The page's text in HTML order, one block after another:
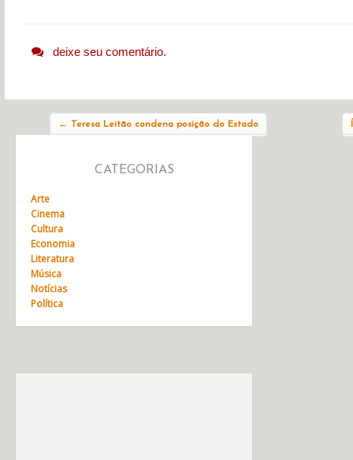
deixe seu comentário.
← Teresa Leitão condena posição do Estado
CATEGORIAS
Arte
Cinema
Cultura
Economia
Literatura
Música
Notícias
Política